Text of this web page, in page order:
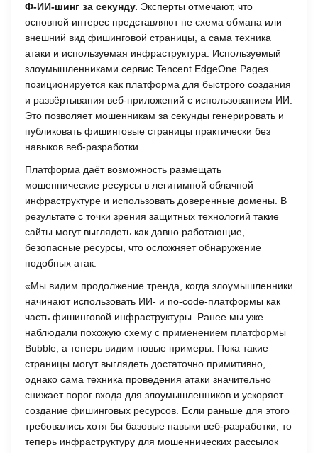
Ф-ИИ-шинг за секунду. Эксперты отмечают, что
основной интерес представляют не схема обмана или
внешний вид фишинговой страницы, а сама техника
атаки и используемая инфраструктура. Используемый
злоумышленниками сервис Tencent EdgeOne Pages
позиционируется как платформа для быстрого создания
и развёртывания веб-приложений с использованием ИИ.
Это позволяет мошенникам за секунды генерировать и
публиковать фишинговые страницы практически без
навыков веб-разработки.
Платформа даёт возможность размещать
мошеннические ресурсы в легитимной облачной
инфраструктуре и использовать доверенные домены. В
результате с точки зрения защитных технологий такие
сайты могут выглядеть как давно работающие,
безопасные ресурсы, что осложняет обнаружение
подобных атак.
«Мы видим продолжение тренда, когда злоумышленники
начинают использовать ИИ- и no-code-платформы как
часть фишинговой инфраструктуры. Ранее мы уже
наблюдали похожую схему с применением платформы
Bubble , а теперь видим новые примеры. Пока такие
страницы могут выглядеть достаточно примитивно,
однако сама техника проведения атаки значительно
снижает порог входа для злоумышленников и ускоряет
создание фишинговых ресурсов. Если раньше для этого
требовались хотя бы базовые навыки веб-разработки, то
теперь инфраструктуру для мошеннических рассылок